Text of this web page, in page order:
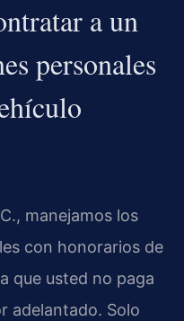
a un
personales
manejamos los
con honorarios de
que usted no paga
adelantado. Solo